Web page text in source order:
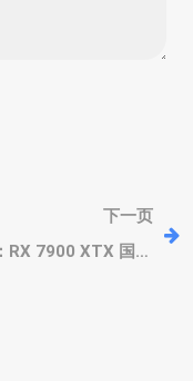
下一页
RX 7900 XTX 国外